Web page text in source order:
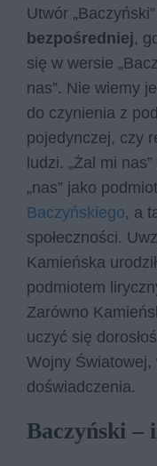
Utwór
bezpośredniej,
się w wersie
nas”. Nie wiemy
do czynienia z
pojedynczej, czy
ludzi. „Żal mi
„nas” jako
Baczyńskiego, a
społeczności.
Kamieńska
podmiotem
Zarówno
uczyć się
Wojny Światowej,
doświadczenia.
Baczyński –